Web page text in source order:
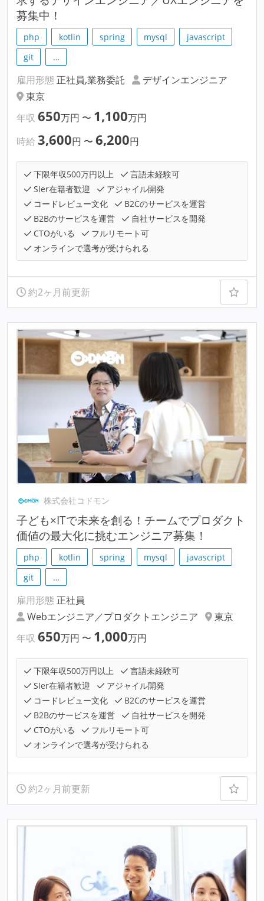
募集中！
php kotlin spring mysql
javascript
git
…
雇用形態 正社員,業務委託
デザインエンジニア
東京
年収 650万円 〜 1,100万円
時給 3,600円 〜 6,200円
下限年収500万円以上
言語未経験可
SIer在籍者歓迎
アジャイル開発
コードレビュー文化
B2Cのサービスを運営
B2Bのサービスを運営
自社サービスを開発
CTOがいる
フルリモート可
オンラインで選考が受けられる
約2ヶ月前更新
株式会社コドモン
子ども×ITで未来を創る！チームでプロダクト
価値の最大化に挑むエンジニア募集！
php kotlin spring mysql
javascript
git
…
雇用形態 正社員
Webエンジニア／プロダクトエンジニア
東京
年収 650万円 〜 1,000万円
下限年収500万円以上
言語未経験可
SIer在籍者歓迎
アジャイル開発
コードレビュー文化
B2Cのサービスを運営
B2Bのサービスを運営
自社サービスを開発
CTOがいる
フルリモート可
オンラインで選考が受けられる
約2ヶ月前更新